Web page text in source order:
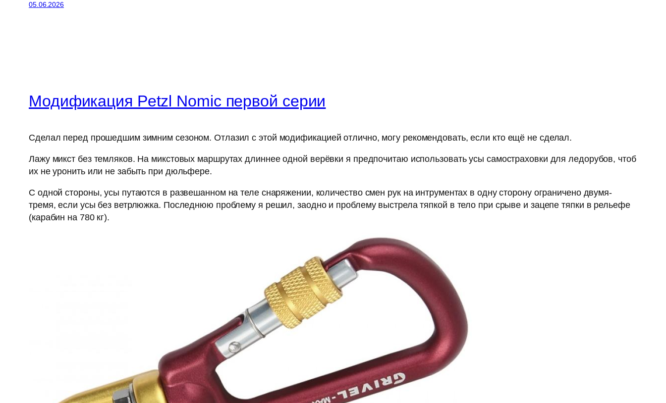
05.06.2026
Модификация Petzl Nomic первой серии
Сделал перед прошедшим зимним сезоном. Отлазил с этой модификацией отлично, могу рекомендовать, если кто ещё не сделал.
Лажу микст без темляков. На микстовых маршрутах длиннее одной верёвки я предпочитаю использовать усы самостраховки для ледорубов, чтоб
их не уронить или не забыть при дюльфере.
С одной стороны, усы путаются в развешанном на теле снаряжении, количество смен рук на интрументах в одну сторону ограничено двумя-
тремя, если усы без ветрлюжка. Последнюю проблему я решил, заодно и проблему выстрела тяпкой в тело при срыве и зацепе тяпки в рельефе
(карабин на 780 кг).